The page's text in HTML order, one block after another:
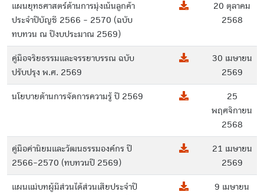
แผนยุทธศาสตร์ด้านการมุ่งเน้นลูกค้า
ประจำปีบัญชี 2566 - 2570 (ฉบับ
ทบทวน ณ ปีงบประมาณ 2569)
20 ตุลาคม
2568
คู่มือจริยธรรมและจรรยาบรรณ ฉบับ
ปรับปรุง พ.ศ. 2569
30 เมษายน
2569
นโยบายด้านการจัดการความรู้ ปี 2569
25
พฤศจิกายน
2568
คู่มือค่านิยมและวัฒนธรรมองค์กร ปี
2566-2570 (ทบทวนปี 2569)
21 เมษายน
2569
แผนแม่บทผู้มีส่วนได้ส่วนเสียประจำปี
9 เมษายน